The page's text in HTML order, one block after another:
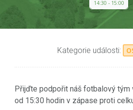
14:30
15:00
Kategorie události:
Přijďte podpořit náš fotbalový tým
od 15:30 hodin v zápase proti